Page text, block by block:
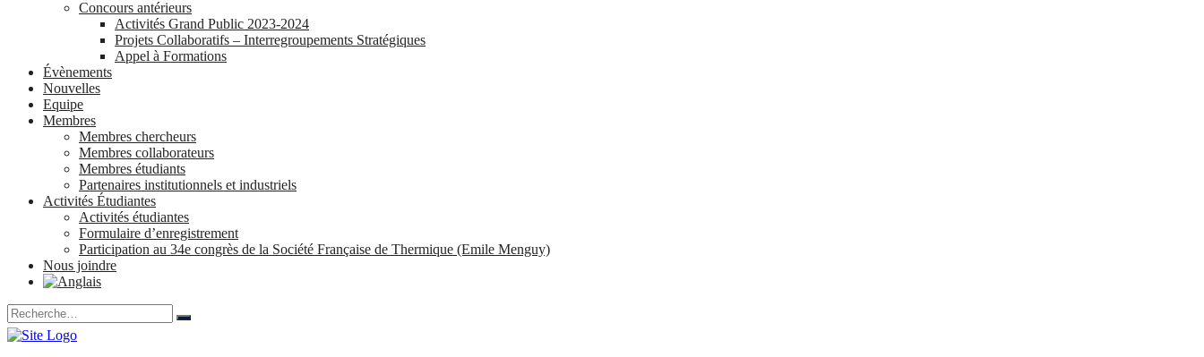
Concours antérieurs
Activités Grand Public 2023-2024
Projets Collaboratifs – Interregroupements Stratégiques
Appel à Formations
Évènements
Nouvelles
Equipe
Membres
Membres chercheurs
Membres collaborateurs
Membres étudiants
Partenaires institutionnels et industriels
Activités Étudiantes
Activités étudiantes
Formulaire d’enregistrement
Participation au 34e congrès de la Société Française de Thermique (Emile Menguy)
Nous joindre